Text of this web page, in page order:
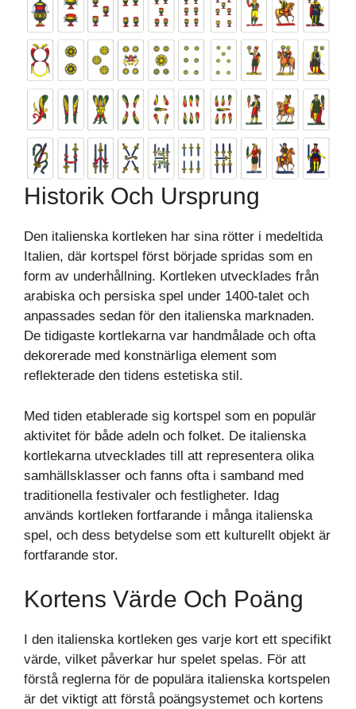
Historik Och Ursprung
Den italienska kortleken har sina rötter i medeltida
Italien, där kortspel först började spridas som en
form av underhållning. Kortleken utvecklades från
arabiska och persiska spel under 1400-talet och
anpassades sedan för den italienska marknaden.
De tidigaste kortlekarna var handmålade och ofta
dekorerade med konstnärliga element som
reflekterade den tidens estetiska stil.
Med tiden etablerade sig kortspel som en populär
aktivitet för både adeln och folket. De italienska
kortlekarna utvecklades till att representera olika
samhällsklasser och fanns ofta i samband med
traditionella festivaler och festligheter. Idag
används kortleken fortfarande i många italienska
spel, och dess betydelse som ett kulturellt objekt är
fortfarande stor.
Kortens Värde Och Poäng
I den italienska kortleken ges varje kort ett specifikt
värde, vilket påverkar hur spelet spelas. För att
förstå reglerna för de populära italienska kortspelen
är det viktigt att förstå poängsystemet och kortens